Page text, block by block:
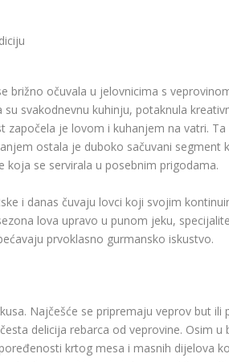
brižno očuvala u jelovnicima s
svakodnevnu kuhinju, potaknula
započela je lovom i kuhanjem na vatri.
ostala je duboko sačuvani segment
koja se servirala u posebnim prigodama.
i danas čuvaju lovci koji svojim
lova upravo u punom jeku,
prvoklasno gurmansko iskustvo.
Najčešće se pripremaju veprov but
delicija rebarca od veprovine. Osim
krtog mesa i masnih dijelova